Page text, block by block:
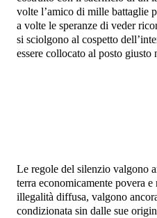
volte l’amico di mille battaglie
a volte le speranze di veder
si sciolgono al cospetto
essere collocato al posto giusto
Le regole del silenzio valgono
terra economicamente povera e
illegalità diffusa, valgono
condizionata sin dalle sue